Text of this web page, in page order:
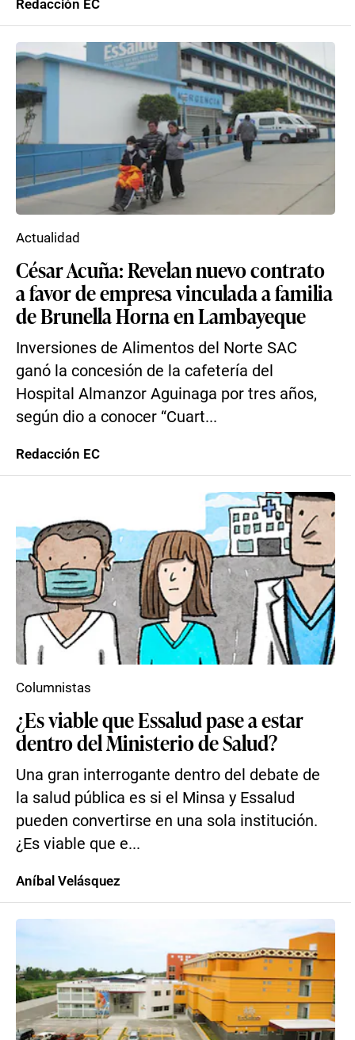
Redacción EC
César Acuña: Revelan nuevo contrato
a favor de empresa vinculada a familia
de Brunella Horna en Lambayeque
Inversiones de Alimentos del Norte SAC
ganó la concesión de la cafetería del
Hospital Almanzor Aguinaga por tres años,
según dio a conocer “Cuart...
Actualidad
Redacción EC
¿Es viable que Essalud pase a estar
dentro del Ministerio de Salud?
Una gran interrogante dentro del debate de
la salud pública es si el Minsa y Essalud
pueden convertirse en una sola institución.
¿Es viable que e...
Columnistas
Aníbal Velásquez